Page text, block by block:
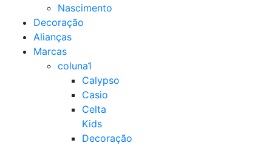
Nascimento
Decoração
Alianças
Marcas
coluna1
Calypso
Casio
Celta
Kids
Decoração